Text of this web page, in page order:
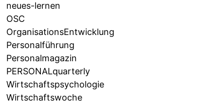
neues-lernen
OSC
OrganisationsEntwicklung
Personalführung
Personalmagazin
PERSONALquarterly
Wirtschaftspsychologie
Wirtschaftswoche